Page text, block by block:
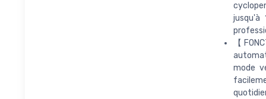
jusqu'à
【
mode